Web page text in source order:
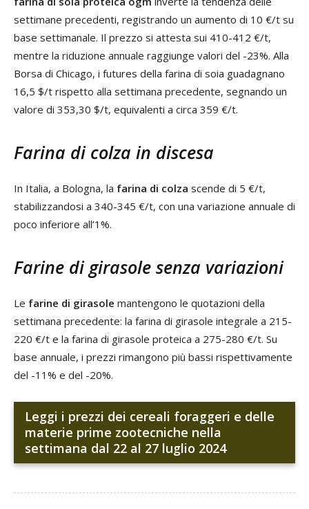
settimane precedenti, registrando un aumento di 10 €/t su
base settimanale. Il prezzo si attesta sui 410-412 €/t,
mentre la riduzione annuale raggiunge valori del -23%. Alla
Borsa di Chicago, i futures della farina di soia guadagnano
16,5 $/t rispetto alla settimana precedente, segnando un
valore di 353,30 $/t, equivalenti a circa 359 €/t.
Farina di colza in discesa
In Italia, a Bologna, la farina di colza scende di 5 €/t,
stabilizzandosi a 340-345 €/t, con una variazione annuale di
poco inferiore all’1%.
Farine di girasole senza variazioni
Le farine di girasole mantengono le quotazioni della
settimana precedente: la farina di girasole integrale a 215-
220 €/t e la farina di girasole proteica a 275-280 €/t. Su
base annuale, i prezzi rimangono più bassi rispettivamente
del -11% e del -20%.
Leggi i prezzi dei cereali foraggeri e delle
materie prime zootecniche nella
settimana dal 22 al 27 luglio 2024